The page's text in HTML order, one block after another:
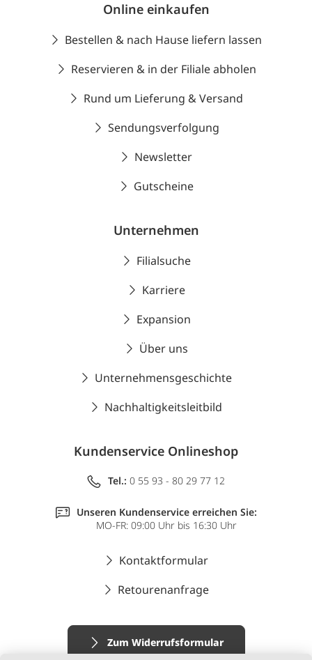
Online einkaufen
Bestellen & nach Hause liefern lassen
Reservieren & in der Filiale abholen
Rund um Lieferung & Versand
Sendungsverfolgung
Newsletter
Gutscheine
Unternehmen
Filialsuche
Karriere
Expansion
Über uns
Unternehmensgeschichte
Nachhaltigkeitsleitbild
Kundenservice Onlineshop
Tel.: 0 55 93 - 80 29 77 12
Unseren Kundenservice erreichen Sie:
MO-FR: 09:00 Uhr bis 16:30 Uhr
Kontaktformular
Retourenanfrage
Zum Widerrufsformular